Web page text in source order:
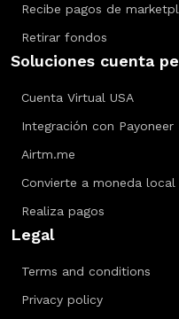
Recibe pagos de
Retirar fondos
Soluciones cuenta
Cuenta Virtual USA
Integración con Payoneer
Airtm.me
Convierte a moneda local
Realiza pagos
Legal
Terms and conditions
Privacy policy